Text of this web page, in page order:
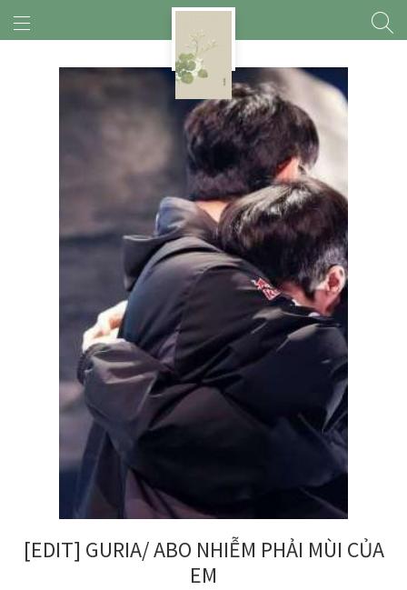
[EDIT] GURIA/ ABO NHIỄM PHẢI MÙI CỦA
EM